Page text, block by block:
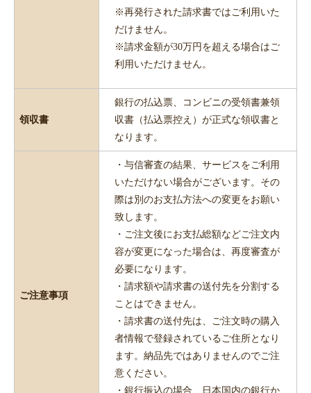
※再発行された請求書ではご利用いた
だけません。
※請求金額が30万円を超える場合はご
利用いただけません。
領収書
銀行の払込票、コンビニの受領書兼領
収書（払込票控え）が正式な領収書と
なります。
ご注意事項
・与信審査の結果、サービスをご利用
いただけない場合がございます。その
際は別のお支払方法への変更をお願い
致します。
・ご注文後にお支払総額などご注文内
容が変更になった場合は、再度審査が
必要になります。
・請求額や請求書の送付先を分割する
ことはできません。
・請求書の送付先は、ご注文時の購入
者情報で登録されているご住所となり
ます。納品先ではありませんのでご注
意ください。
・銀行振込の場合、日本国内の銀行か